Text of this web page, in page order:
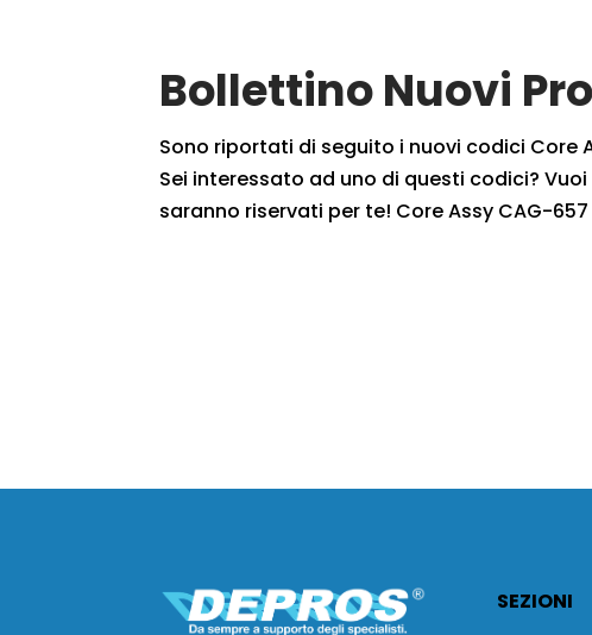
Bollettino Nuovi
Sono riportati di seguito i nuovi codici
Sei interessato ad uno di questi codici?
saranno riservati per te! Core Assy CAG-657
SEZIONI